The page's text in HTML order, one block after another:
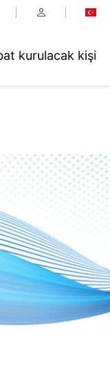
kurulacak kişi